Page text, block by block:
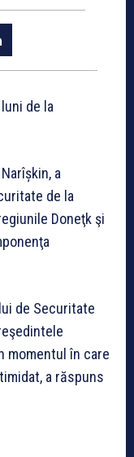
de la
a
de la
Doneţk şi
de Securitate
momentul în care
a răspuns